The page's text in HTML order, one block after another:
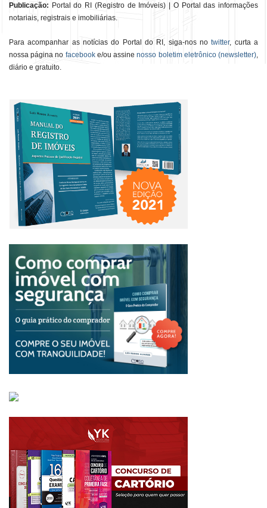
Publicação: Portal do RI (Registro de Imóveis) | O Portal das informações
notariais, registrais e imobiliárias.
Para acompanhar as notícias do Portal do RI, siga-nos notwitter, curta a
nossa página no facebooke/ou assinenosso boletim eletrônico (newsletter)
diário e gratuito.